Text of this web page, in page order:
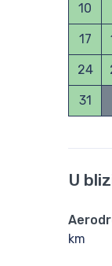
10
17
24
31
U
km